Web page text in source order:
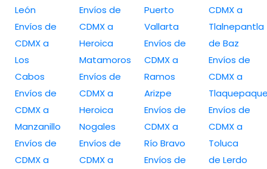
León
Envíos de
CDMX a
Los
Cabos
Envíos de
CDMX a
Manzanillo
Envíos de
CDMX a
Envíos de
CDMX a
Heroica
Matamoros
Envíos de
CDMX a
Heroica
Nogales
Envíos de
CDMX a
Puerto
Vallarta
Envíos de
CDMX a
Ramos
Arizpe
Envíos de
CDMX a
Río Bravo
Envíos de
CDMX a
Tlalnepantla
de Baz
Envíos de
CDMX a
Envíos de
CDMX a
Toluca
de Lerdo